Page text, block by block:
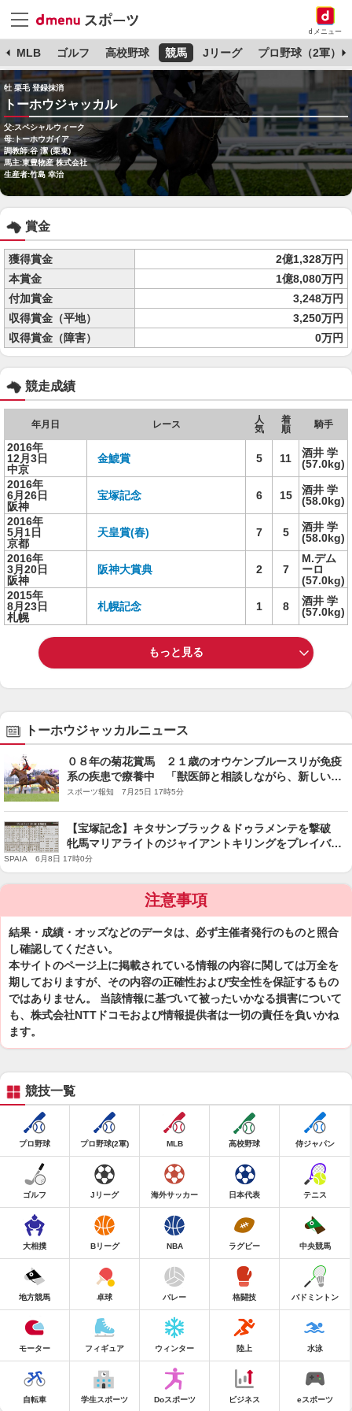
dメニュー
MLB ゴルフ 高校野球 競馬 Jリーグ プロ野球（2軍）
牡 栗毛 登録抹消
トーホウジャッカル
父:スペシャルウィーク
母:トーホウガイア
調教師:谷 潔 (栗東)
馬主:東豊物産 株式会社
生産者:竹島 幸治
賞金
獲得賞金
2億1,328万円
本賞金
1億8,080万円
付加賞金
3,248万円
収得賞金（平地）
3,250万円
収得賞金（障害）
0万円
競走成績
年月日 レース
人
気
着
順
騎手
2016年
12月3日
中京
金鯱賞 5 11
酒井 学
(57.0kg)
2016年
6月26日
阪神
宝塚記念 6 15
酒井 学
(58.0kg)
2016年
5月1日
京都
天皇賞(春) 7 5
酒井 学
(58.0kg)
2016年
3月20日
阪神
阪神大賞典 2 7
M.デム
ーロ
(57.0kg)
2015年
8月23日
札幌
札幌記念 1 8
酒井 学
(57.0kg)
もっと見る
トーホウジャッカルニュース
０８年の菊花賞馬 ２１歳のオウケンブルースリが免疫
系の疾患で療養中 「獣医師と相談しながら、新しい治
療を進めています」
スポーツ報知 7月25日 17時5分
【宝塚記念】キタサンブラック＆ドゥラメンテを撃破
牝馬マリアライトのジャイアントキリングをプレイバッ
ク
SPAIA 6月8日 17時0分
注意事項
結果・成績・オッズなどのデータは、必ず主催者発行のものと照合
し確認してください。
本サイトのページ上に掲載されている情報の内容に関しては万全を
期しておりますが、その内容の正確性および安全性を保証するもの
ではありません。 当該情報に基づいて被ったいかなる損害について
も、株式会社NTTドコモおよび情報提供者は一切の責任を負いかね
ます。
競技一覧
プロ野球 プロ野球(2軍) MLB 高校野球 侍ジャパン
ゴルフ Jリーグ 海外サッカー 日本代表 テニス
大相撲 Bリーグ NBA ラグビー 中央競馬
地方競馬 卓球 バレー 格闘技 バドミントン
モーター フィギュア ウィンター 陸上 水泳
自転車 学生スポーツ Doスポーツ ビジネス eスポーツ